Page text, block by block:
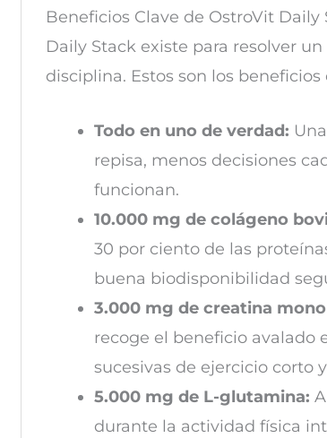
Beneficios Clave de OstroVit Daily
Daily Stack existe para resolver
disciplina. Estos son los
Todo en uno de verdad:
repisa, menos decisiones
funcionan.
10.000 mg de colágeno
30 por ciento de las
buena biodisponibilidad
3.000 mg de creatina
recoge el beneficio avalado
sucesivas de ejercicio corto
5.000 mg de L-glutamina:
durante la actividad física